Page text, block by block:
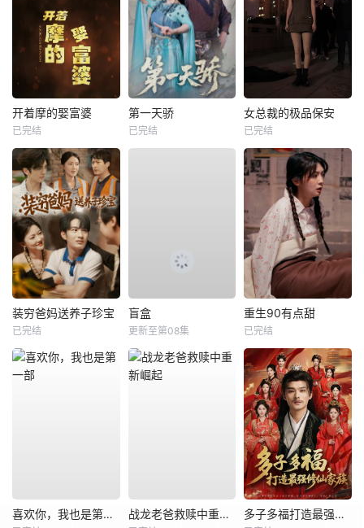
开着摩的娶富婆
已完结
第一天骄
已完结
女总裁的极品保安
已完结
装穷爸妈送养子珍宝
已完结
盲盒
更新至第08集
重生90有点甜
已完结
喜欢你，我也是第一部 战龙老爸救赎中重新崛起 多子多福打造最强修仙家族